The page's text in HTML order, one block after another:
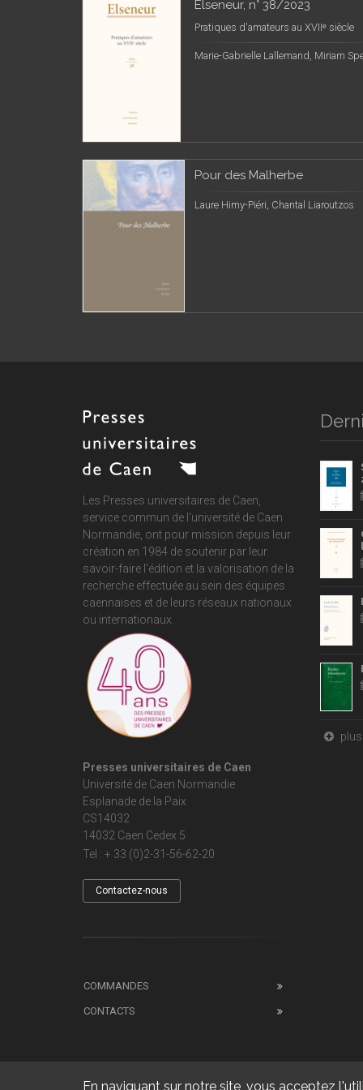
En naviguant sur notre site, vous acceptez
Elseneur, n° 38/2023
Pratiques d'amateurs au XVIIᵉ siècle
Marie-Gabrielle Lallemand, Miriam
Pour des Malherbe
Laure Himy-Piéri, Chantal Liaroutzos
Les Presses universitaires de Caen,
service commun de l'université de Caen
Normandie, ont pour mission depuis leur
création en 1984 de soutenir par leur
savoir-faire l'édition et la valorisation de la
recherche effectuée au sein des équipes
caennaises et de leurs réseaux nationaux
ou internationaux.
Presses universitaires de Caen
Université de Caen Normandie
Esplanade de la Paix
CS14032
14032 Caen Cedex 5
Tel : + 33 (0)2-31-56-62-20
Contactez-nous
COMMANDES
CONTACTS